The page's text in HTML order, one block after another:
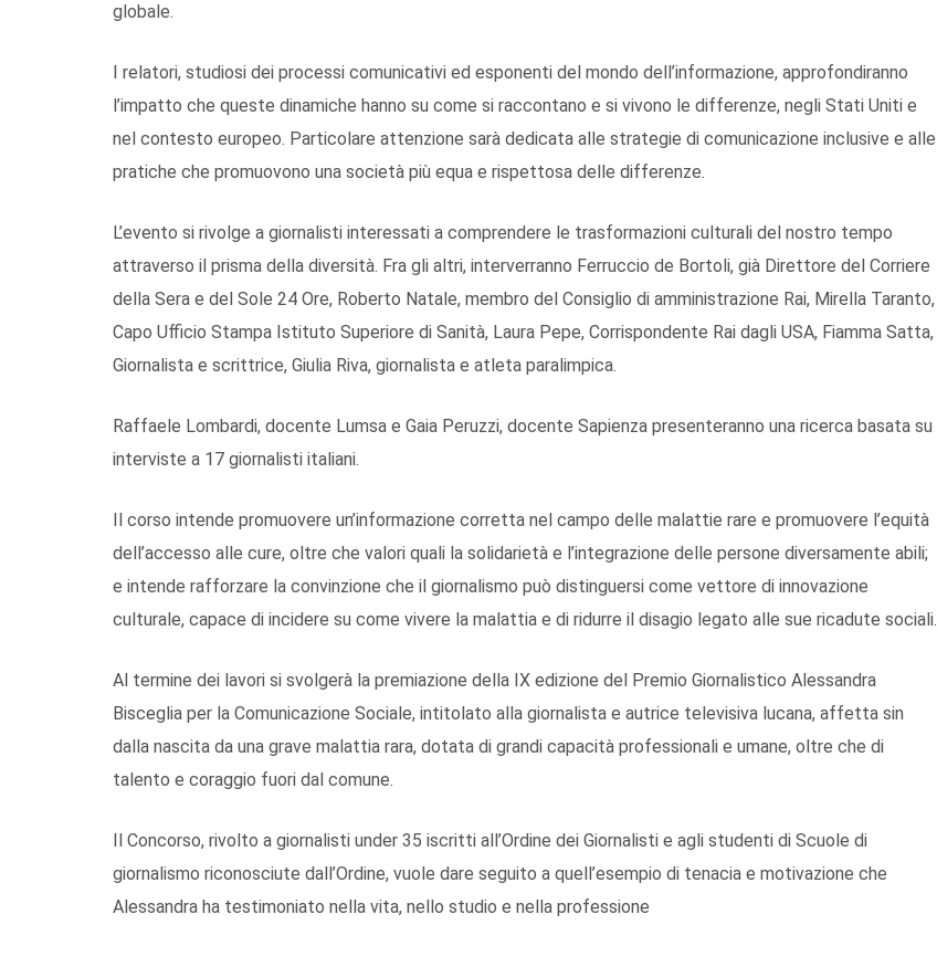
globale.
I relatori, studiosi dei processi comunicativi ed esponenti del mondo dell’informazione, approfondiranno
l’impatto che queste dinamiche hanno su come si raccontano e si vivono le differenze, negli Stati Uniti e
nel contesto europeo. Particolare attenzione sarà dedicata alle strategie di comunicazione inclusive e alle
pratiche che promuovono una società più equa e rispettosa delle differenze.
L’evento si rivolge a giornalisti interessati a comprendere le trasformazioni culturali del nostro tempo
attraverso il prisma della diversità. Fra gli altri, interverranno Ferruccio de Bortoli, già Direttore del Corriere
della Sera e del Sole 24 Ore, Roberto Natale, membro del Consiglio di amministrazione Rai, Mirella Taranto,
Capo Ufficio Stampa Istituto Superiore di Sanità, Laura Pepe, Corrispondente Rai dagli USA, Fiamma Satta,
Giornalista e scrittrice, Giulia Riva, giornalista e atleta paralimpica.
Raffaele Lombardi, docente Lumsa e Gaia Peruzzi, docente Sapienza presenteranno una ricerca basata su
interviste a 17 giornalisti italiani.
Il corso intende promuovere un’informazione corretta nel campo delle malattie rare e promuovere l’equità
dell’accesso alle cure, oltre che valori quali la solidarietà e l’integrazione delle persone diversamente abili;
e intende rafforzare la convinzione che il giornalismo può distinguersi come vettore di innovazione
culturale, capace di incidere su come vivere la malattia e di ridurre il disagio legato alle sue ricadute sociali.
Al termine dei lavori si svolgerà la premiazione della IX edizione del Premio Giornalistico Alessandra
Bisceglia per la Comunicazione Sociale, intitolato alla giornalista e autrice televisiva lucana, affetta sin
dalla nascita da una grave malattia rara, dotata di grandi capacità professionali e umane, oltre che di
talento e coraggio fuori dal comune.
Il Concorso, rivolto a giornalisti under 35 iscritti all’Ordine dei Giornalisti e agli studenti di Scuole di
giornalismo riconosciute dall’Ordine, vuole dare seguito a quell’esempio di tenacia e motivazione che
Alessandra ha testimoniato nella vita, nello studio e nella professione